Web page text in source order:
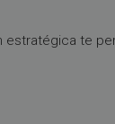
estratégica te